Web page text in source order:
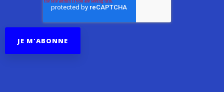
Ecrans LCD
Récépteurs météo Navtex
Capteurs vitesse, vent et